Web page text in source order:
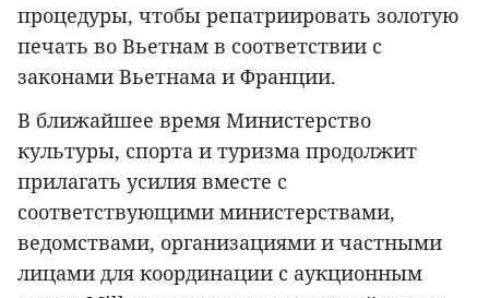
процедуры, чтобы репатриировать золотую
печать во Вьетнам в соответствии с
законами Вьетнама и Франции.
В ближайшее время Министерство
культуры, спорта и туризма продолжит
прилагать усилия вместе с
соответствующими министерствами,
ведомствами, организациями и частными
лицами для координации с аукционным